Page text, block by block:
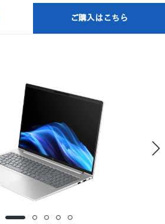
ご購入はこちら